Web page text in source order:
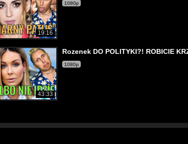
19:16
1080p
43:33
Rozenek DO POLITYKI?! ROBICIE
1080p